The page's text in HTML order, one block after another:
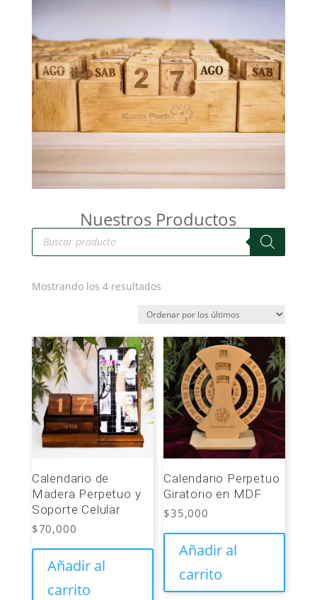
Nuestros Productos
Búsqueda
de
productos
Mostrando los 4 resultadosOrdenado
los
últimos
Calendario de
Madera Perpetuo y
Soporte Celular
$70,000
Añadir al
carrito
Calendario Perpetuo
Giratorio en MDF
$35,000
Añadir al
carrito